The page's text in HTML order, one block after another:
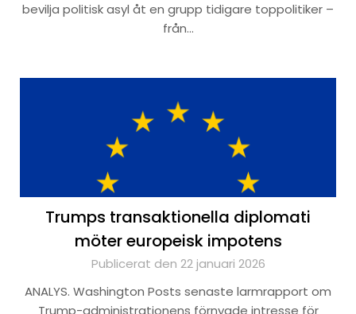
bevilja politisk asyl åt en grupp tidigare toppolitiker –
från…
Trumps transaktionella diplomati
möter europeisk impotens
Publicerat den 22 januari 2026
ANALYS. Washington Posts senaste larmrapport om
Trump-administrationens förnyade intresse för